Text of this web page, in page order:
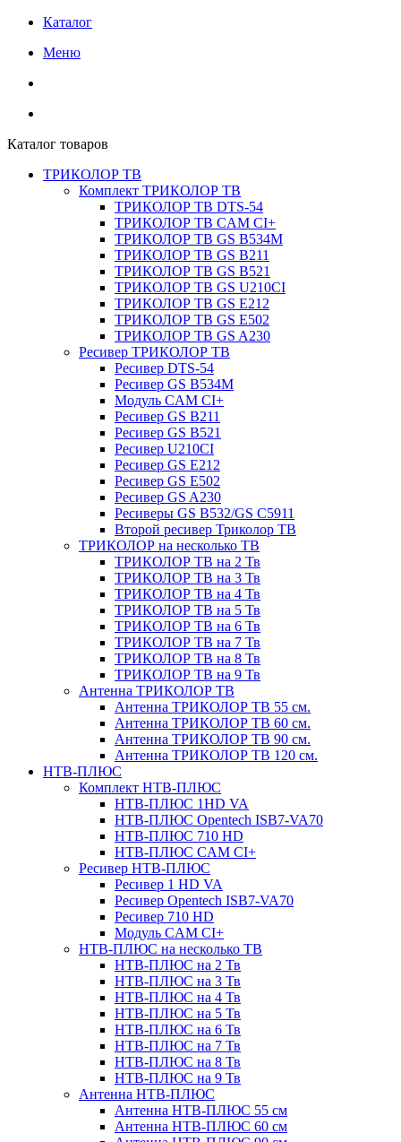
Каталог
Меню
Каталог товаров
ТРИКОЛОР ТВ
Комплект ТРИКОЛОР ТВ
ТРИКОЛОР ТВ DTS-54
ТРИКОЛОР ТВ CAM CI+
ТРИКОЛОР ТВ GS B534M
ТРИКОЛОР ТВ GS B211
ТРИКОЛОР ТВ GS B521
ТРИКОЛОР ТВ GS U210CI
ТРИКОЛОР ТВ GS E212
ТРИКОЛОР ТВ GS E502
ТРИКОЛОР ТВ GS A230
Ресивер ТРИКОЛОР ТВ
Ресивер DTS-54
Ресивер GS B534M
Модуль CAM CI+
Ресивер GS B211
Ресивер GS B521
Ресивер U210CI
Ресивер GS E212
Ресивер GS E502
Ресивер GS A230
Ресиверы GS B532/GS C5911
Второй ресивер Триколор ТВ
ТРИКОЛОР на несколько ТВ
ТРИКОЛОР ТВ на 2 Тв
ТРИКОЛОР ТВ на 3 Тв
ТРИКОЛОР ТВ на 4 Тв
ТРИКОЛОР ТВ на 5 Тв
ТРИКОЛОР ТВ на 6 Тв
ТРИКОЛОР ТВ на 7 Тв
ТРИКОЛОР ТВ на 8 Тв
ТРИКОЛОР ТВ на 9 Тв
Антенна ТРИКОЛОР ТВ
Антенна ТРИКОЛОР ТВ 55 см.
Антенна ТРИКОЛОР ТВ 60 см.
Антенна ТРИКОЛОР ТВ 90 см.
Антенна ТРИКОЛОР ТВ 120 см.
НТВ-ПЛЮС
Комплект НТВ-ПЛЮС
НТВ-ПЛЮС 1HD VA
НТВ-ПЛЮС Opentech ISB7-VA70
НТВ-ПЛЮС 710 HD
НТВ-ПЛЮС CAM CI+
Ресивер НТВ-ПЛЮС
Ресивер 1 HD VA
Ресивер Opentech ISB7-VA70
Ресивер 710 HD
Модуль CAM CI+
НТВ-ПЛЮС на несколько ТВ
НТВ-ПЛЮС на 2 Тв
НТВ-ПЛЮС на 3 Тв
НТВ-ПЛЮС на 4 Тв
НТВ-ПЛЮС на 5 Тв
НТВ-ПЛЮС на 6 Тв
НТВ-ПЛЮС на 7 Тв
НТВ-ПЛЮС на 8 Тв
НТВ-ПЛЮС на 9 Тв
Антенна НТВ-ПЛЮС
Антенна НТВ-ПЛЮС 55 см
Антенна НТВ-ПЛЮС 60 см